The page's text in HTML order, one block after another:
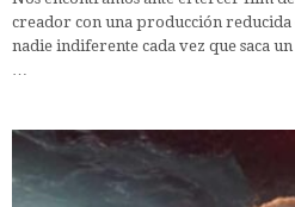
creador con una producción reducida
nadie indiferente cada vez que saca